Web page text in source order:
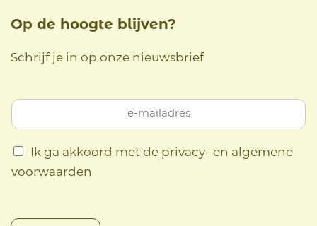
Op de hoogte blijven?
Schrijf je in op onze nieuwsbrief
Ik ga akkoord met de privacy- en algemene
voorwaarden